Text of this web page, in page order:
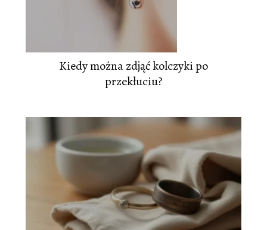
Kiedy można zdjąć kolczyki po
przekłuciu?